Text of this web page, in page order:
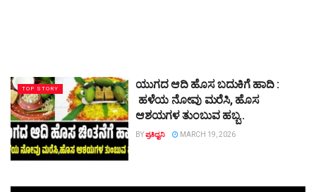
TOP STORY
ಯುಗದ ಆದಿ ಹೊಸ ಬದುಕಿಗೆ ಹಾದಿ :
ಹಳೆಯ ನೋವು ಮರೆಸಿ, ಹೊಸ
ಆಶಯಗಳ ತುಂಬುವ ಹಬ್ಬ..
BYಪ್ರತಿಧ್ವನಿ MARCH 19, 2026